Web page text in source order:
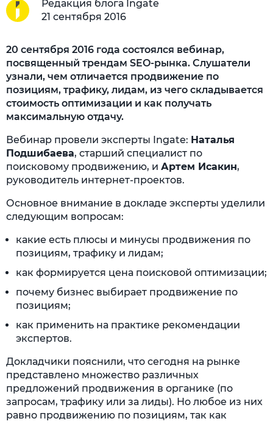
Редакция блога Ingate
21 сентября 2016
20 сентября 2016 года состоялся вебинар,
посвященный трендам SEO-рынка. Слушатели
узнали, чем отличается продвижение по
позициям, трафику, лидам, из чего складывается
стоимость оптимизации и как получать
максимальную отдачу.
Вебинар провели эксперты Ingate: Наталья
Подшибаева, старший специалист по
поисковому продвижению, и Артем Исакин,
руководитель интернет-проектов.
Основное внимание в докладе эксперты уделили
следующим вопросам:
какие есть плюсы и минусы продвижения по
позициям, трафику и лидам;
как формируется цена поисковой оптимизации;
почему бизнес выбирает продвижение по
позициям;
как применить на практике рекомендации
экспертов.
Докладчики пояснили, что сегодня на рынке
представлено множество различных
предложений продвижения в органике (по
запросам, трафику или за лиды). Но любое из них
равно продвижению по позициям, так как